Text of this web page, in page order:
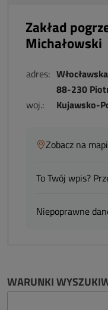
Zakład
Michałowski
adres:
88-230
woj.:
Kujawsko-
Zobacz na
To Twój wpis?
Niepoprawne
WARUNKI